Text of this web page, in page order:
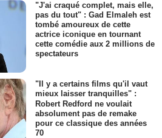
"J'ai craqué complet, mais elle,
pas du tout" : Gad Elmaleh est
tombé amoureux de cette
actrice iconique en tournant
cette comédie aux 2 millions de
spectateurs
"Il y a certains films qu'il vaut
mieux laisser tranquilles" :
Robert Redford ne voulait
absolument pas de remake
pour ce classique des années
70